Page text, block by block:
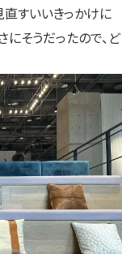
直すいいきっかけに
そうだったので、ど